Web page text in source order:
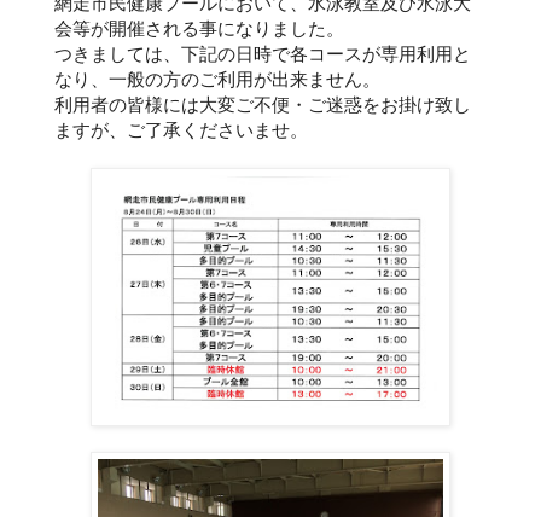
会等が開催される事になりました。
つきましては、下記の日時で各コースが専用利用と
なり、一般の方のご利用が出来ません。
利用者の皆様には大変ご不便・ご迷惑をお掛け致し
ますが、ご了承くださいませ。